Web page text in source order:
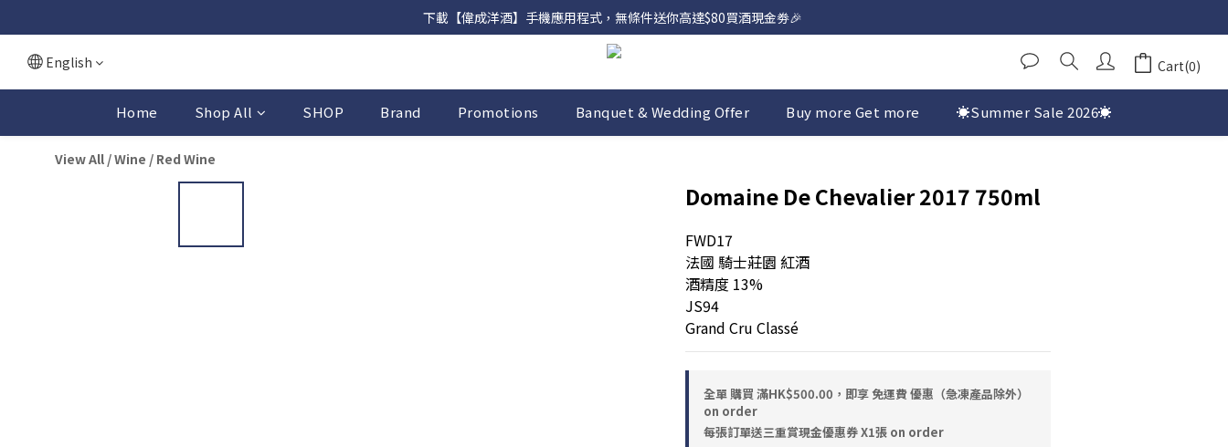
網店購滿 $500 即享免費送貨服務📦
下載【偉成洋酒】手機應用程式，無條件送你高達$80買酒現金劵🎉
網店購滿 $500 即享免費送貨服務📦
English
Cart(0)
Home Shop All SHOP Brand Promotions Banquet & Wedding Offer Buy more Get more ☀️Summer Sale 2026☀️
View All /Wine / Red Wine
Domaine De Chevalier 2017 750ml
FWD17
法國 騎士莊園 紅酒
酒精度 13%
JS94
Grand Cru Classé
全單 購買 滿HK$500.00，即享 免運費 優惠（急凍產品除外）
on order
每張訂單送三重賞現金優惠券 X1張 on order